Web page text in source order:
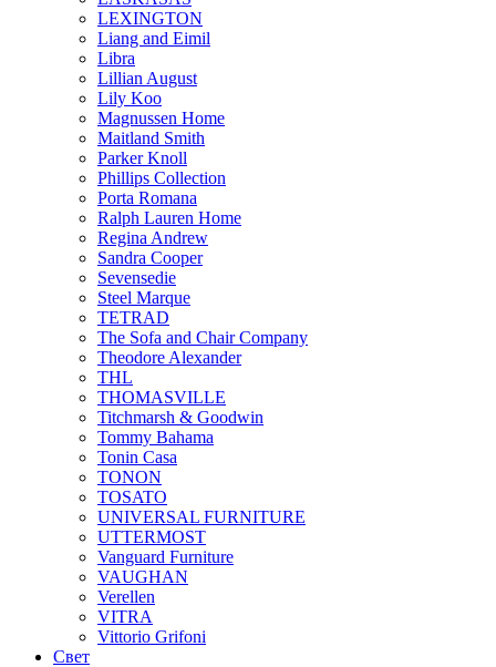
LEXINGTON
Liang and Eimil
Libra
Lillian August
Lily Koo
Magnussen Home
Maitland Smith
Parker Knoll
Phillips Collection
Porta Romana
Ralph Lauren Home
Regina Andrew
Sandra Cooper
Sevensedie
Steel Marque
TETRAD
The Sofa and Chair Company
Theodore Alexander
THL
THOMASVILLE
Titchmarsh & Goodwin
Tommy Bahama
Tonin Casa
TONON
TOSATO
UNIVERSAL FURNITURE
UTTERMOST
Vanguard Furniture
VAUGHAN
Verellen
VITRA
Vittorio Grifoni
Свет